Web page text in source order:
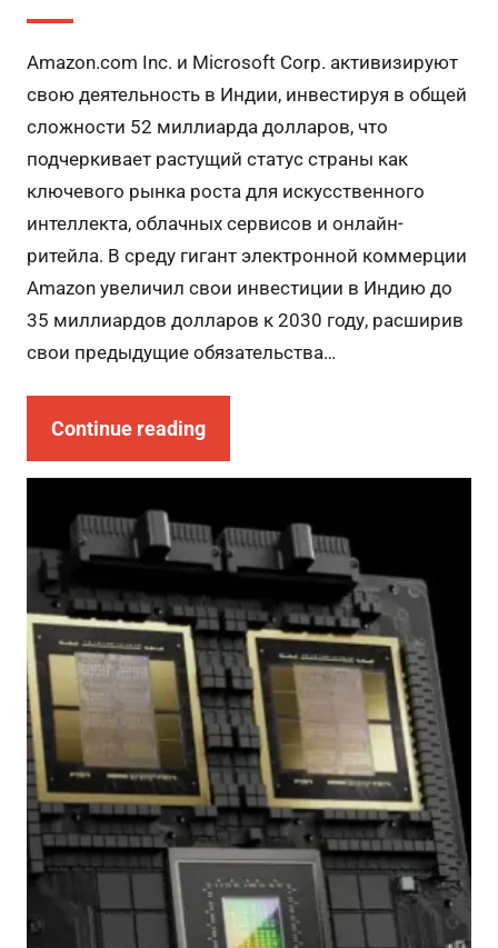
Amazon.com Inc. и Microsoft Corp. активизируют
свою деятельность в Индии, инвестируя в общей
сложности 52 миллиарда долларов, что
подчеркивает растущий статус страны как
ключевого рынка роста для искусственного
интеллекта, облачных сервисов и онлайн-
ритейла. В среду гигант электронной коммерции
Amazon увеличил свои инвестиции в Индию до
35 миллиардов долларов к 2030 году, расширив
свои предыдущие обязательства…
Continue reading